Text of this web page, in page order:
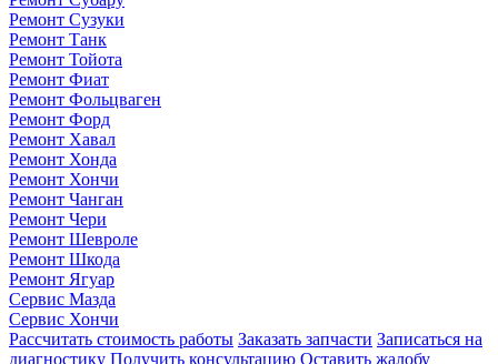
Ремонт Сузуки
Ремонт Танк
Ремонт Тойота
Ремонт Фиат
Ремонт Фольцваген
Ремонт Форд
Ремонт Хавал
Ремонт Хонда
Ремонт Хончи
Ремонт Чанган
Ремонт Чери
Ремонт Шевроле
Ремонт Шкода
Ремонт Ягуар
Сервис Мазда
Сервис Хончи
Рассчитать стоимость работы Заказать запчасти Записаться на
диагностику Получить консультацию Оставить жалобу